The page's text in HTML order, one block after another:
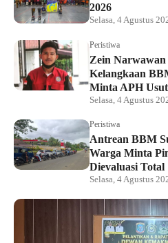
2026
Selasa, 4 Agustus
Peristiwa
Zein
Kelangkaan
Minta APH
Selasa, 4 Agustus
Peristiwa
Antrean BBM
Warga Minta
Dievaluasi Total
Selasa, 4 Agustus